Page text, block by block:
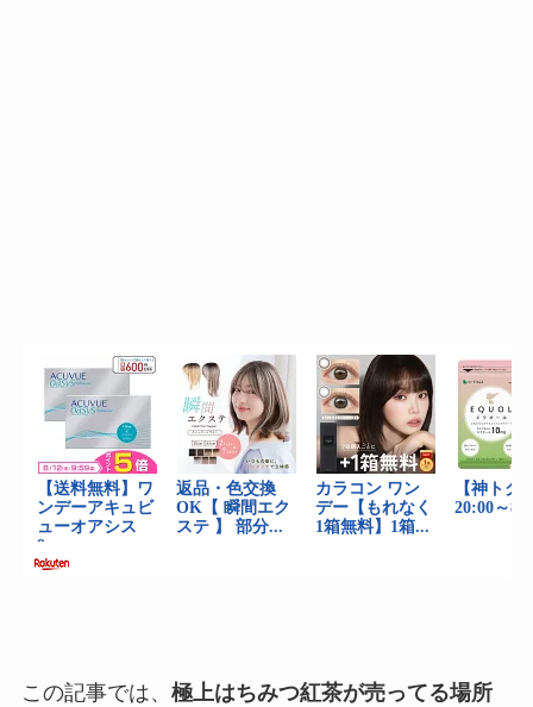
この記事では、 極上はちみつ紅茶が売ってる場所